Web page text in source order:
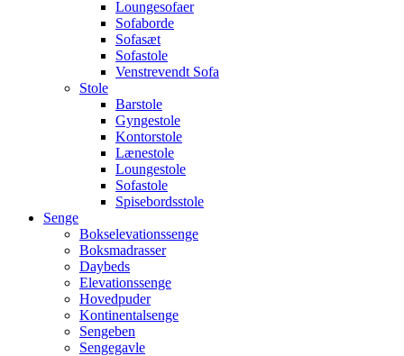
Loungesofaer
Sofaborde
Sofasæt
Sofastole
Venstrevendt Sofa
Stole
Barstole
Gyngestole
Kontorstole
Lænestole
Loungestole
Sofastole
Spisebordsstole
Senge
Bokselevationssenge
Boksmadrasser
Daybeds
Elevationssenge
Hovedpuder
Kontinentalsenge
Sengeben
Sengegavle